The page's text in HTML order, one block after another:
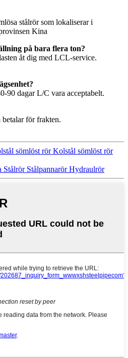
stålrör som lokaliserar i
Kina
på bara flera ton?
åt dig med LCL-service.
90 dagar L/C vara acceptabelt.
betalar för frakten.
sömlöst rör Kolstål sömlöst rör
Stålrör Stålpannarör Hydraulrör